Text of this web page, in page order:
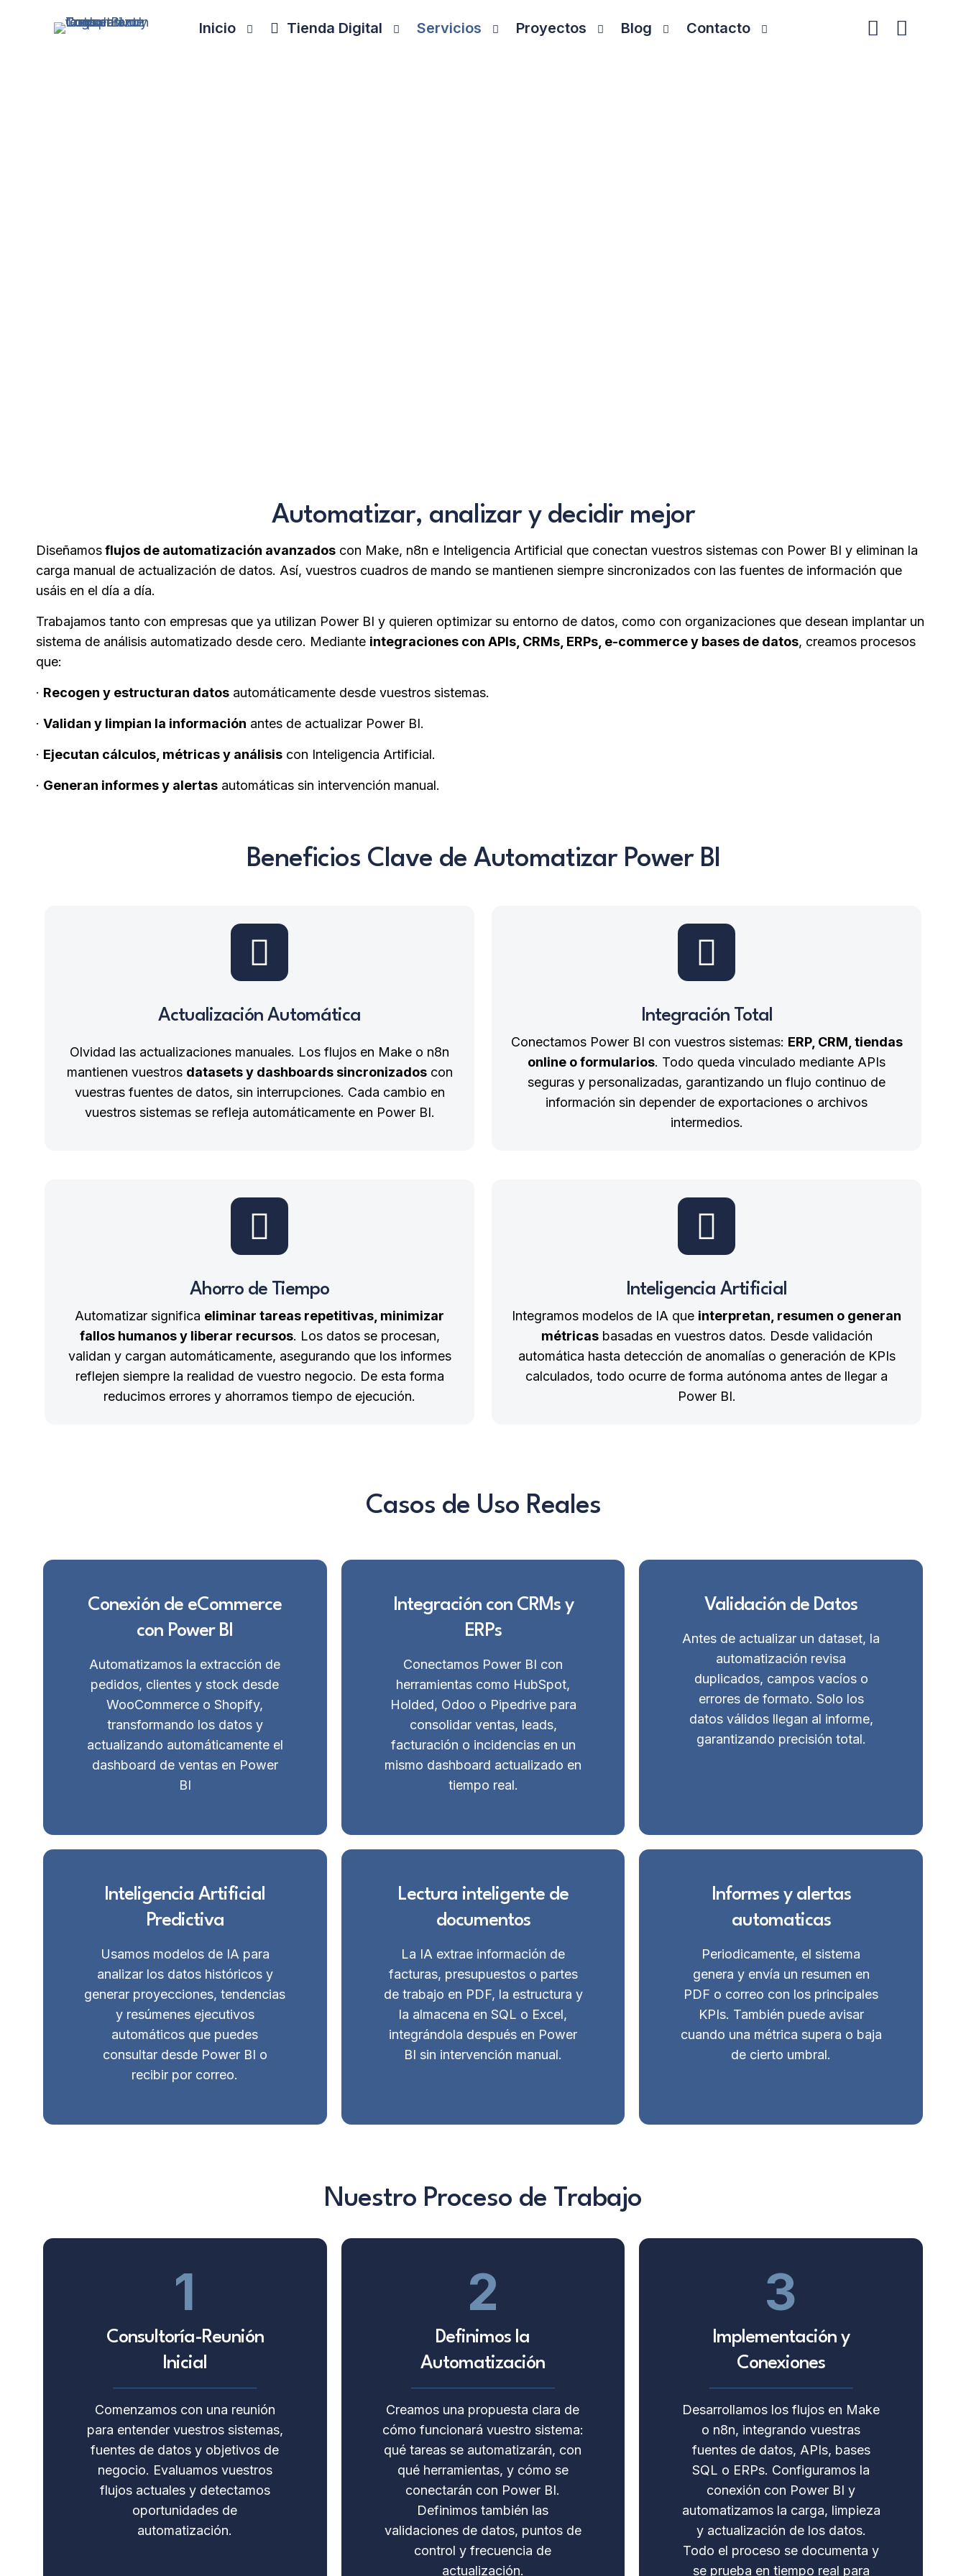
Inicio Tienda Digital Servicios Proyectos Blog Contacto
Automatizar, analizar y decidir mejor
Diseñamosflujos de automatización avanzados con Make, n8n e Inteligencia Artificial que conectan vuestros sistemas con Power BI y eliminan la
carga manual de actualización de datos. Así, vuestros cuadros de mando se mantienen siempre sincronizados con las fuentes de información que
usáis en el día a día.
Trabajamos tanto con empresas que ya utilizan Power BI y quieren optimizar su entorno de datos, como con organizaciones que desean implantar un
sistema de análisis automatizado desde cero. Mediante integraciones con APIs, CRMs, ERPs, e-commerce y bases de datos, creamos procesos
que:
· Recogen y estructuran datos automáticamente desde vuestros sistemas.
· Validan y limpian la información antes de actualizar Power BI.
· Ejecutan cálculos, métricas y análisis con Inteligencia Artificial.
· Generan informes y alertas automáticas sin intervención manual.
Beneficios Clave de Automatizar Power BI
Actualización Automática
Olvidad las actualizaciones manuales. Los flujos en Make o n8n
mantienen vuestros datasets y dashboards sincronizadoscon
vuestras fuentes de datos, sin interrupciones. Cada cambio en
vuestros sistemas se refleja automáticamente en Power BI.
Integración Total
Conectamos Power BI con vuestros sistemas: ERP, CRM, tiendas
online o formularios. Todo queda vinculado mediante APIs
seguras y personalizadas, garantizando un flujo continuo de
información sin depender de exportaciones o archivos
intermedios.
Ahorro de Tiempo
Automatizar significa eliminar tareas repetitivas, minimizar
fallos humanos y liberar recursos. Los datos se procesan,
validan y cargan automáticamente, asegurando que los informes
reflejen siempre la realidad de vuestro negocio. De esta forma
reducimos errores y ahorramos tiempo de ejecución.
Inteligencia Artificial
Integramos modelos de IA que interpretan, resumen o generan
métricasbasadas en vuestros datos. Desde validación
automática hasta detección de anomalías o generación de KPIs
calculados, todo ocurre de forma autónoma antes de llegar a
Power BI.
Casos de Uso Reales
Conexión de eCommerce
con Power BI
Automatizamos la extracción de
pedidos, clientes y stock desde
WooCommerce o Shopify,
transformando los datos y
actualizando automáticamente el
dashboard de ventas en Power
BI
Integración con CRMs y
ERPs
Conectamos Power BI con
herramientas como HubSpot,
Holded, Odoo o Pipedrive para
consolidar ventas, leads,
facturación o incidencias en un
mismo dashboard actualizado en
tiempo real.
Validación de Datos
Antes de actualizar un dataset, la
automatización revisa
duplicados, campos vacíos o
errores de formato. Solo los
datos válidos llegan al informe,
garantizando precisión total.
Inteligencia Artificial
Predictiva
Usamos modelos de IA para
analizar los datos históricos y
generar proyecciones, tendencias
y resúmenes ejecutivos
automáticos que puedes
consultar desde Power BI o
recibir por correo.
Lectura inteligente de
documentos
La IA extrae información de
facturas, presupuestos o partes
de trabajo en PDF, la estructura y
la almacena en SQL o Excel,
integrándola después en Power
BI sin intervención manual.
Informes y alertas
automaticas
Periodicamente, el sistema
genera y envía un resumen en
PDF o correo con los principales
KPIs. También puede avisar
cuando una métrica supera o baja
de cierto umbral.
Nuestro Proceso de Trabajo
1
Consultoría-Reunión
Inicial
Comenzamos con una reunión
para entender vuestros sistemas,
fuentes de datos y objetivos de
negocio. Evaluamos vuestros
flujos actuales y detectamos
oportunidades de
automatización.
2
Definimos la
Automatización
Creamos una propuesta clara de
cómo funcionará vuestro sistema:
qué tareas se automatizarán, con
qué herramientas, y cómo se
conectarán con Power BI.
Definimos también las
validaciones de datos, puntos de
control y frecuencia de
actualización.
3
Implementación y
Conexiones
Desarrollamos los flujos en Make
o n8n, integrando vuestras
fuentes de datos, APIs, bases
SQL o ERPs. Configuramos la
conexión con Power BI y
automatizamos la carga, limpieza
y actualización de los datos.
Todo el proceso se documenta y
se prueba en tiempo real para